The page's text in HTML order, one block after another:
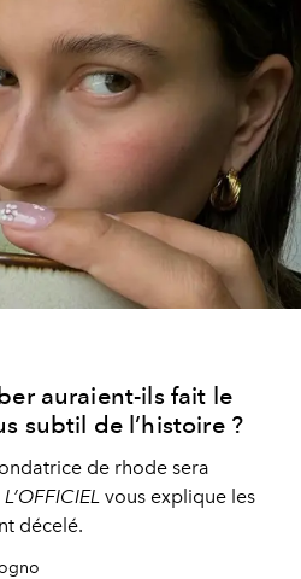
auraient-ils fait le
subtil de l’histoire ?
de rhode sera
L’OFFICIEL vous explique les
décelé.